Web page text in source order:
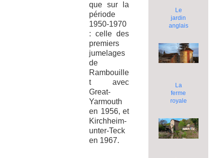
que sur la
période
1950-1970
: celle des
premiers
jumelages
de
Rambouille
t avec
Great-
Yarmouth
en 1956, et
Kirchheim-
unter-Teck
en 1967.
Le
jardin
anglais
La
ferme
royale